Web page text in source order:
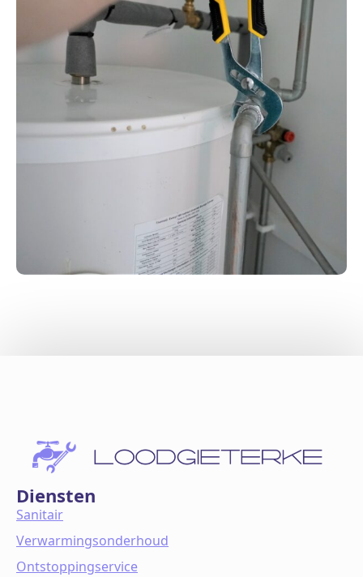
Diensten
Sanitair
Verwarmingsonderhoud
Ontstoppingservice